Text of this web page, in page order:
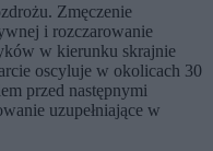
Zmęczenie
i rozczarowanie
w kierunku skrajnie
oscyluje w okolicach 30
przed następnymi
uzupełniające w